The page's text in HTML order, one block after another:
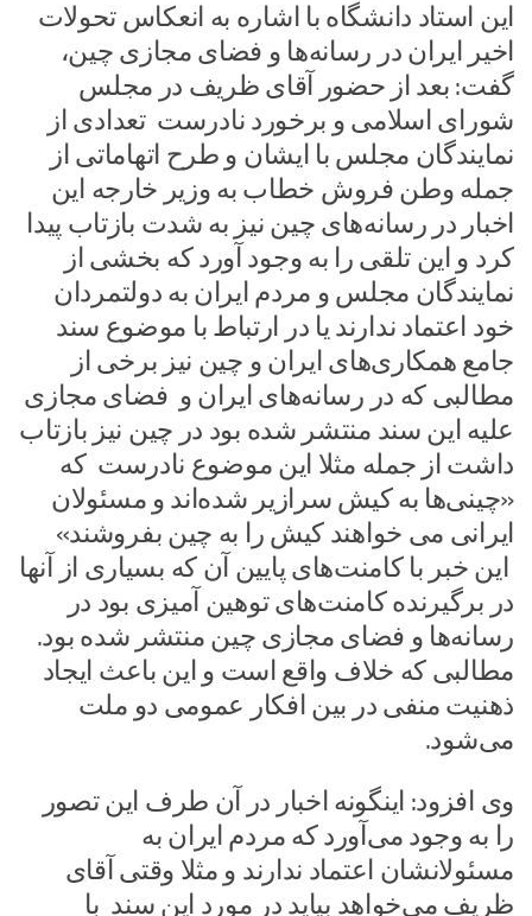
این استاد دانشگاه با اشاره به انعکاس تحولات
اخیر ایران در رسانه‌ها و فضای مجازی چین،
گفت: بعد از حضور آقای ظریف در مجلس
شورای اسلامی و برخورد نادرست تعدادی از
نمایندگان مجلس با ایشان و طرح اتهاماتی از
جمله وطن فروش خطاب به وزیر خارجه این
اخبار در رسانه‌های چین نیز به شدت بازتاب پیدا
کرد و این تلقی را به وجود آورد که بخشی از
نمایندگان مجلس و مردم ایران به دولتمردان
خود اعتماد ندارند یا در ارتباط با موضوع سند
جامع همکاری‌های ایران و چین نیز برخی از
مطالبی که در رسانه‌های ایران و فضای مجازی
علیه این سند منتشر شده بود در چین نیز بازتاب
داشت از جمله مثلا این موضوع نادرست که
«چینی‌ها به کیش سرازیر شده‌اند و مسئولان
ایرانی می خواهند کیش را به چین بفروشند»
این خبر با کامنت‌های پایین آن که بسیاری از آنها
در برگیرنده کامنت‌های توهین آمیزی بود در
رسانه‌ها و فضای مجازی چین منتشر شده بود.
مطالبی که خلاف واقع است و این باعث ایجاد
ذهنیت منفی در بین افکار عمومی دو ملت
می‌شود.
وی افزود: اینگونه اخبار در آن طرف این تصور
را به وجود می‌آورد که مردم ایران به
مسئولانشان اعتماد ندارند و مثلا وقتی آقای
ظریف می‌خواهد بیاید در مورد این سند با